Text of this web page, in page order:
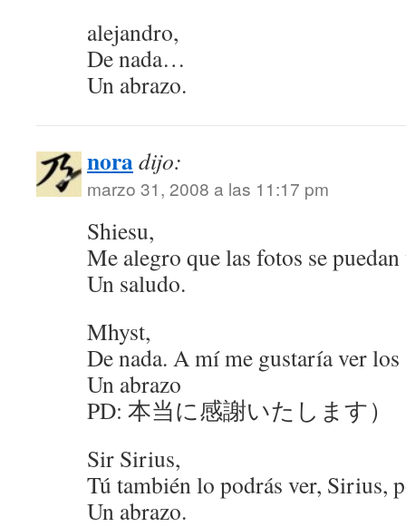
alejandro,
De nada…
Un abrazo.
noradijo:
marzo 31, 2008 a las 11:17 pm
Shiesu,
Me alegro que las fotos se
Un saludo.
Mhyst,
De nada. A mí me gustaría ver
Un abrazo
PD: 本当に感謝いたします）
Sir Sirius,
Tú también lo podrás ver, Sirius,
Un abrazo.